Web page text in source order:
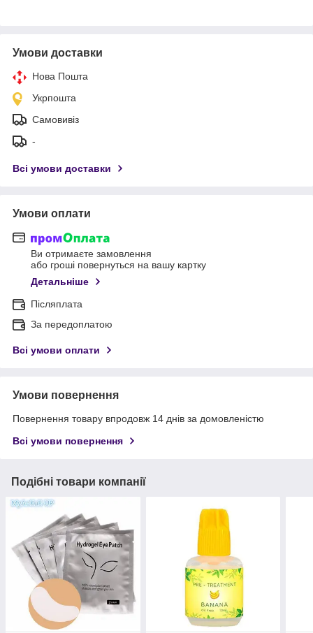
Умови доставки
Нова Пошта
Укрпошта
Самовивіз
-
Всі умови доставки
Умови оплати
Ви отримаєте замовлення
або гроші повернуться на вашу картку
Детальніше
Післяплата
За передоплатою
Всі умови оплати
Умови повернення
Повернення товару впродовж 14 днів за домовленістю
Всі умови повернення
Подібні товари компанії